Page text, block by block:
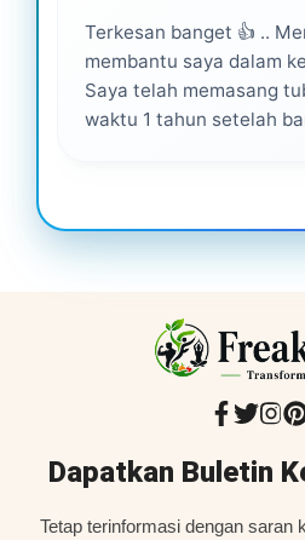
Terkesan banget 👍 ..
membantu saya dalam
Saya telah memasang
waktu 1 tahun setelah
Dapatkan Buletin
Tetap terinformasi dengan saran